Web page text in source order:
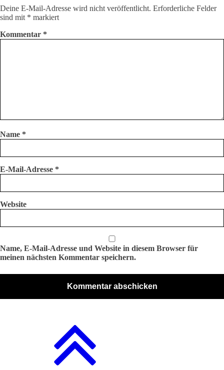
Deine E-Mail-Adresse wird nicht veröffentlicht. Erforderliche Felder
sind mit * markiert
Kommentar *
Name *
E-Mail-Adresse *
Website
Name, E-Mail-Adresse und Website in diesem Browser für
meinen nächsten Kommentar speichern.